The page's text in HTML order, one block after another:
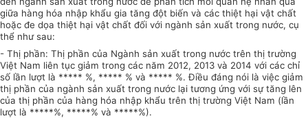
giữa hàng hóa nhập khẩu gia tăng đột biến và các thiệt hại vật chất
hoặc đe dọa thiệt hại vật chất đối với ngành sản xuất trong nước, cụ
thể như sau:
- Thị phần: Thị phần của Ngành sản xuất trong nước trên thị trường
Việt Nam liên tục giảm trong các năm 2012, 2013 và 2014 với các chỉ
số lần lượt là ***** %, ***** % và ***** %. Điều đáng nói là việc giảm
thị phần của ngành sản xuất trong nước lại tương ứng với sự tăng lên
của thị phần của hàng hóa nhập khẩu trên thị trường Việt Nam (lần
lượt là *****%, *****% và *****%).